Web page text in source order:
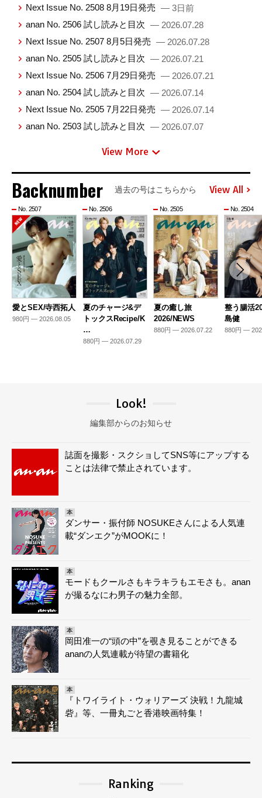
Next Issue No. 2508 8月19日発売 — 3日前
anan No. 2506 試し読みと目次 — 2026.07.28
Next Issue No. 2507 8月5日発売 — 2026.07.28
anan No. 2505 試し読みと目次 — 2026.07.21
Next Issue No. 2506 7月29日発売 — 2026.07.21
anan No. 2504 試し読みと目次 — 2026.07.14
Next Issue No. 2505 7月22日発売 — 2026.07.14
anan No. 2503 試し読みと目次 — 2026.07.07
View More
Backnumber 過去の号はこちらから View All
No. 2507
愛とSEX/寺西拓人
980円 — 2026.08.05
No. 2506
夏のチャージ&デ
トックスRecipe/K
…
880円 — 2026.07.29
No. 2505
夏の癒し旅
2026/NEWS
880円 — 2026.07.22
No. 2504
整う腸活
島健
880円 —
Look!
編集部からのお知らせ
誌面を撮影・スクショしてSNS等にアップする
ことは法律で禁止されています。
本
ダンサー・振付師 NOSUKEさんによる人気連
載“ダンエク”がMOOKに！
本
モードもクールさもキラキラもエモさも。anan
が撮るなにわ男子の魅力全部。
本
岡田准一の“頭の中”を覗き見ることができる
ananの人気連載が待望の書籍化
本
『トワイライト・ウォリアーズ 決戦！九龍城
砦』等、一冊丸ごと香港映画特集！
Ranking